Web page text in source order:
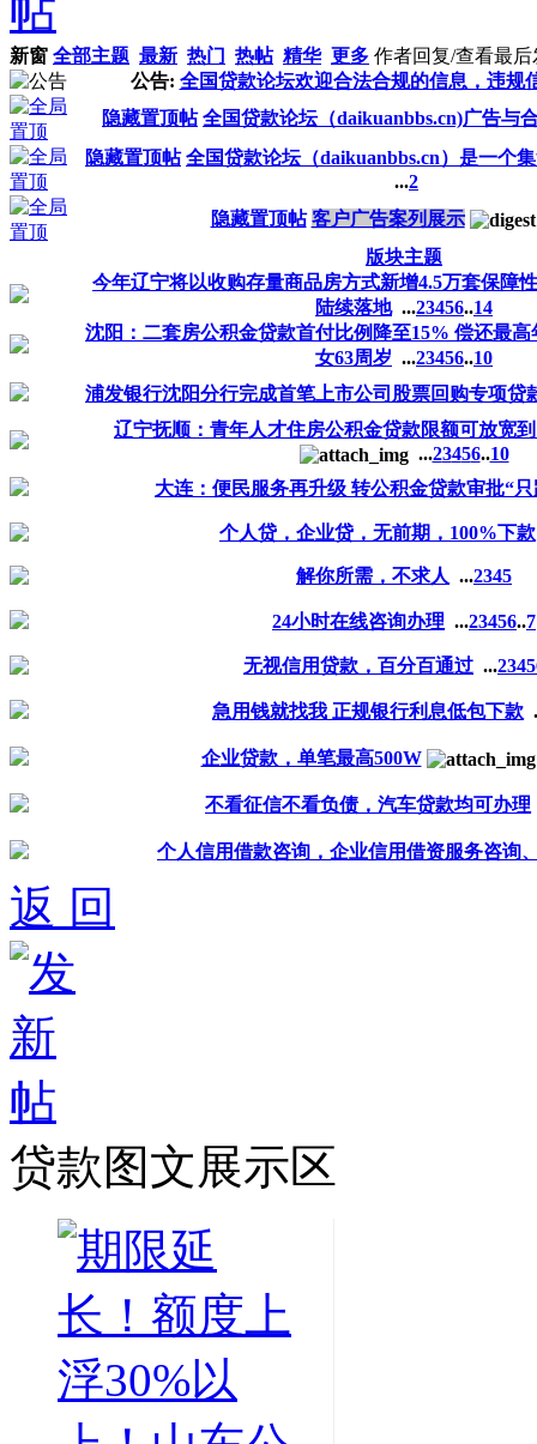
新窗 全部主题 最新 热门 热帖 精华 更多 作者回复/查看最后
公告: 全国贷款论坛欢迎合法合规的信息，违规
隐藏置顶帖 全国贷款论坛（daikuanbbs.cn)广告与
隐藏置顶帖 全国贷款论坛（daikuanbbs.cn）是一个
...2
隐藏置顶帖 客户广告案列展示
版块主题
今年辽宁将以收购存量商品房方式新增4.5万套保障
陆续落地 ...23456..14
沈阳：二套房公积金贷款首付比例降至15% 偿还最
女63周岁 ...23456..10
浦发银行沈阳分行完成首笔上市公司股票回购专项贷
辽宁抚顺：青年人才住房公积金贷款限额可放宽
...23456..10
大连：便民服务再升级 转公积金贷款审批“
个人贷，企业贷，无前期，100%下款
解你所需，不求人 ...2345
24小时在线咨询办理 ...23456..7
无视信用贷款，百分百通过 ...2345
急用钱就找我 正规银行利息低包下款
企业贷款，单笔最高500W
不看征信不看负债，汽车贷款均可办理
个人信用借款咨询，企业信用借资服务咨询
返 回
贷款图文展示区